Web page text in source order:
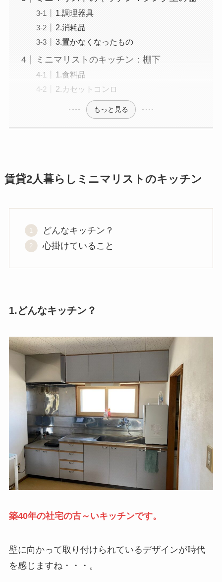
1.調理器具
2.消耗品
3.置かなくなったもの
ミニマリストのキッチン：棚下
1.食料品
2.カセットコンロ
もっと見る
賃貸2人暮らしミニマリストのキッチン
どんなキッチン？
心掛けていること
1.どんなキッチン？
築40年の社宅の古～いキッチンです。
壁に向かって取り付けられているデザインが時代
を感じますね・・・。